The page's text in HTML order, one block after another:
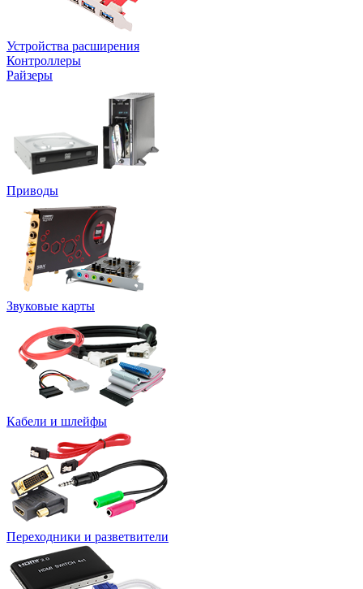
Устройства расширения
Контроллеры
Райзеры
Приводы
Звуковые карты
Кабели и шлейфы
Переходники и разветвители